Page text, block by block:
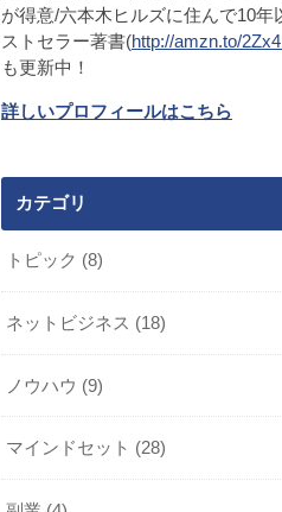
が得意/六本木ヒルズに住んで10年
ストセラー著書(http://amzn.to/
も更新中！
詳しいプロフィールはこちら
カテゴリ
トピック (8)
ネットビジネス (18)
ノウハウ (9)
マインドセット (28)